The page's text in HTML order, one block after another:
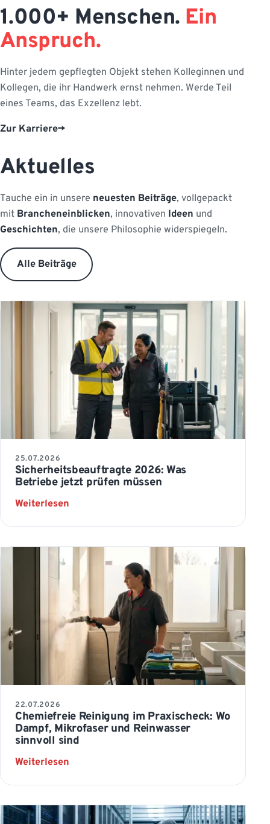
1.000+ Menschen. Ein
Anspruch.
Hinter jedem gepflegten Objekt stehen Kolleginnen und
Kollegen, die ihr Handwerk ernst nehmen. Werde Teil
eines Teams, das Exzellenz lebt.
Zur Karriere
Aktuelles
Tauche ein in unsere neuesten Beiträge, vollgepackt
mit Brancheneinblicken, innovativen Ideen und
Geschichten, die unsere Philosophie widerspiegeln.
Alle Beiträge
25.07.2026
Sicherheitsbeauftragte 2026: Was
Betriebe jetzt prüfen müssen
Weiterlesen
22.07.2026
Chemiefreie Reinigung im Praxischeck: Wo
Dampf, Mikrofaser und Reinwasser
sinnvoll sind
Weiterlesen